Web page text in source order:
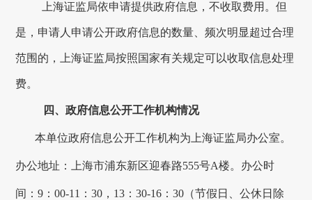
上海证监局依申请提供政府信息，不收取费用。但
是，申请人申请公开政府信息的数量、频次明显超过合理
范围的，上海证监局按照国家有关规定可以收取信息处理
费。
四、政府信息公开工作机构情况
本单位政府信息公开工作机构为 上海证监局办公室。
办公地址： 上海市浦东新区迎春路555号A楼。办公时
间：9 ：00-11 ：30 ， 13 ：30-16 ：30 （节假日、公休日除